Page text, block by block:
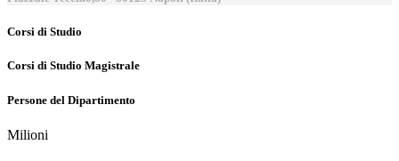
Corsi di Studio
Corsi di Studio Magistrale
Persone del Dipartimento
Milioni